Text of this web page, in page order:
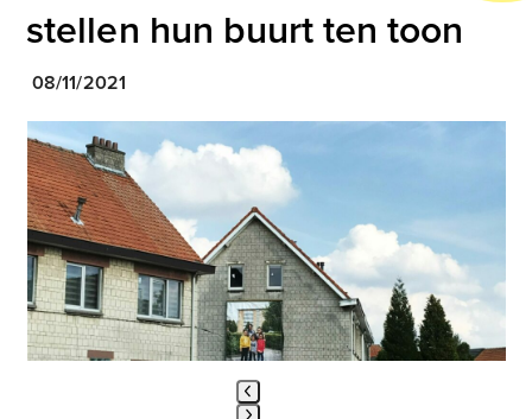
stellen hun buurt ten toon
08/11/2021
Use
the
left
and
right
arrow
keys
to
access
the